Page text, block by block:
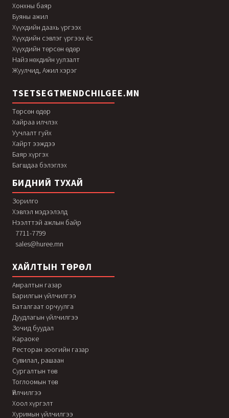
Хонхны баяр
Буяны ажил
Хүүхдийн даахь үргээх
Хүүхдийн сэвлэг үргээх ёс
Хүүхдийн төрсөн өдөр
Найз нөхдийн уулзалт
Жуулчид, Ажил хэрэг
TSETSEGTMENDCHILGEE.MN
Төрсөн өдөр
Хайраа илчлэх
Уучлалт гуйх
Хайрт ээждээ
Баяр хүргэх
Багшдаа бэлэглэх
БИДНИЙ ТУХАЙ
Зорилго
Хэвлэл мэдээлэлд
Нээлттэй ажлын байр
7711-7799
sales@huree.mn
ХАЙЛТЫН ТӨРӨЛ
Амралтын газар
Барилгын үйлчилгээ
Баталгаат орчуулга
Дуудлагын үйлчилгээ
Зочид буудал
Караоке
Ресторан зоогийн газар
Сувилал, рашаан
Сургалтын төв
Тоглоомын төв
Үйлчилгээ
Хоол хүргэлт
Хуримын үйлчилгээ